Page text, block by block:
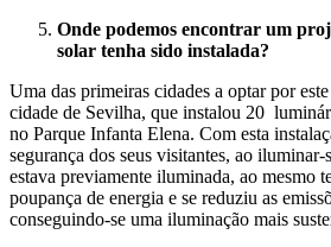
Onde podemos encontrar um
solar tenha sido instalada?
Uma das primeiras cidades a optar por
cidade de Sevilha, que instalou 20
no Parque Infanta Elena. Com esta
segurança dos seus visitantes, ao iluminar-
estava previamente iluminada, ao mesmo
poupança de energia e se reduziu as
conseguindo-se uma iluminação mais